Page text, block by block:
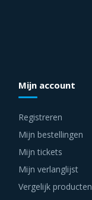
Mijn account
Registreren
Mijn bestellingen
Mijn tickets
Mijn verlanglijst
Vergelijk producten